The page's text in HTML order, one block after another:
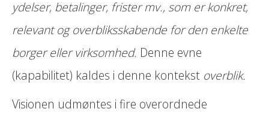
ydelser, betalinger, frister mv., som er konkret,
relevant og overbliksskabende for den enkelte
borger eller virksomhed. Denne evne
(kapabilitet) kaldes i denne kontekst overblik.
Visionen udmøntes i fire overordnede